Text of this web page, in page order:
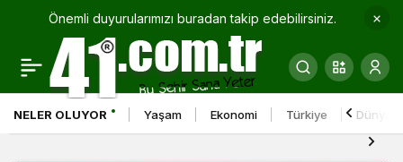
Önemli duyurularımızı buradan takip edebilirsiniz.
NELER OLUYOR Yaşam Ekonomi Türkiye Dünya